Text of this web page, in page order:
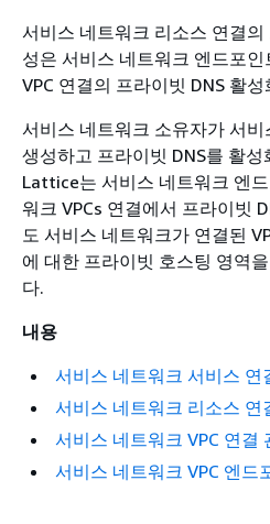
서비스 네트워크 리소스 연결의
성은 서비스 네트워크 엔드포
VPC 연결의 프라이빗 DNS 활
서비스 네트워크 소유자가 서
생성하고 프라이빗 DNS를 활성
Lattice는 서비스 네트워크 엔
워크 VPCs 연결에서 프라이빗
도 서비스 네트워크가 연결된
에 대한 프라이빗 호스팅 영역
다.
내용
서비스 네트워크 서비스 연
서비스 네트워크 리소스 연
서비스 네트워크 VPC 연결
서비스 네트워크 VPC 엔드